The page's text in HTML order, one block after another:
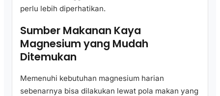
perlu lebih diperhatikan.
Sumber Makanan Kaya
Magnesium yang Mudah
Ditemukan
Memenuhi kebutuhan magnesium harian
sebenarnya bisa dilakukan lewat pola makan yang